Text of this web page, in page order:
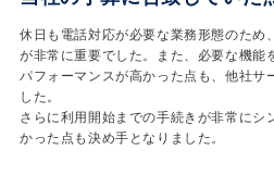
休日も電話対応が必要な業務形態のため
が非常に重要でした。また、必要な機能
パフォーマンスが高かった点も、他社サ
した。
さらに利用開始までの手続きが非常にシ
かった点も決め手となりました。